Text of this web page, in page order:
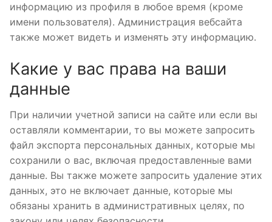
информацию из профиля в любое время (кроме
имени пользователя). Администрация вебсайта
также может видеть и изменять эту информацию.
Какие у вас права на ваши
данные
При наличии учетной записи на сайте или если вы
оставляли комментарии, то вы можете запросить
файл экспорта персональных данных, которые мы
сохранили о вас, включая предоставленные вами
данные. Вы также можете запросить удаление этих
данных, это не включает данные, которые мы
обязаны хранить в административных целях, по